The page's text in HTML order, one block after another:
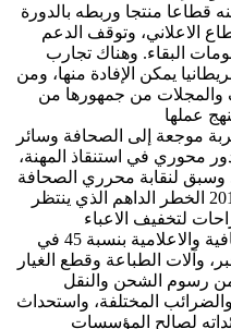
قطاعا منتجا وربطه بالدورة
الاعلاني، وتوقف الدعم
البقاء. وهناك تجارب
يمكن الإفادة منها، ومن
والمجلات من جمهورها من
موجعة إلى الصحافة وسائر
محوري في استنقاذ المهنة،
وسبق لنقابة محرري الصحافة
اللبنانية التي استشعرت منذ العام 2010 الخطر الداهم الذي ينتظر
لتخفيف الاعباء
والمصروفات عن المؤسسات الصحافية والاعلامية بنسبة 45 في
وآلات الطباعة وقطع الغيار
رسوم الشحن والنقل
المختلفة، واستحداث
لصالح المؤسسات